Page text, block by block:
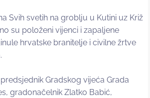
Svih svetih na groblju u Kutini uz Križ
su položeni vijenci i zapaljene
hrvatske branitelje i civilne žrtve
Gradskog vijeća Grada
gradonačelnik Zlatko Babić,